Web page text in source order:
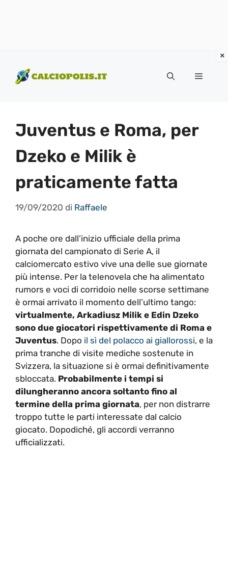
contenuto
Menu
Juventus e Roma, per
Dzeko e Milik è
praticamente fatta
19/09/2020 di Raffaele
A poche ore dall’inizio ufficiale della prima
giornata del campionato di Serie A, il
calciomercato estivo vive una delle sue giornate
più intense. Per la telenovela che ha alimentato
rumors e voci di corridoio nelle scorse settimane
è ormai arrivato il momento dell’ultimo tango:
virtualmente, Arkadiusz Milik e Edin Dzeko
sono due giocatori rispettivamente di Roma e
Juventus. Dopo il sì del polacco ai giallorossi, e la
prima tranche di visite mediche sostenute in
Svizzera, la situazione si è ormai definitivamente
sbloccata. Probabilmente i tempi si
dilungheranno ancora soltanto fino al
termine della prima giornata, per non distrarre
troppo tutte le parti interessate dal calcio
giocato. Dopodiché, gli accordi verranno
ufficializzati.